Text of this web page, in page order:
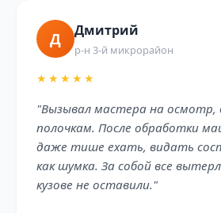
Д Дмитрий
р-н 3-й микрорайон
★★★★★
"Вызывал мастера на осмотр,
полочкам. После обработки
даже тише ехать, видать
как шумка. За собой все
кузове не оставили."